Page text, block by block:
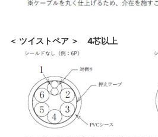
＜ ツイストペア ＞ 4芯以上